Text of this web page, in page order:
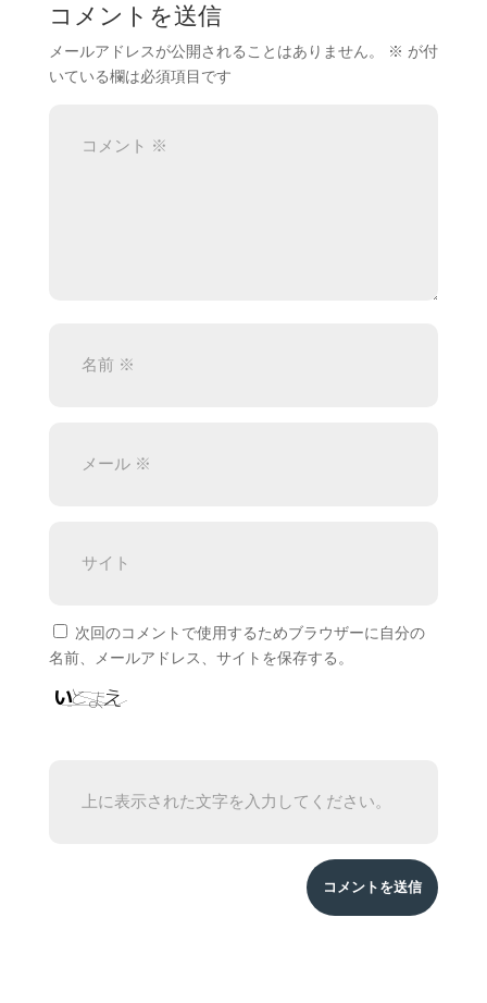
コメントを送信
メールアドレスが公開されることはありません。 ※ が付
いている欄は必須項目です
次回のコメントで使用するためブラウザーに自分の
名前、メールアドレス、サイトを保存する。